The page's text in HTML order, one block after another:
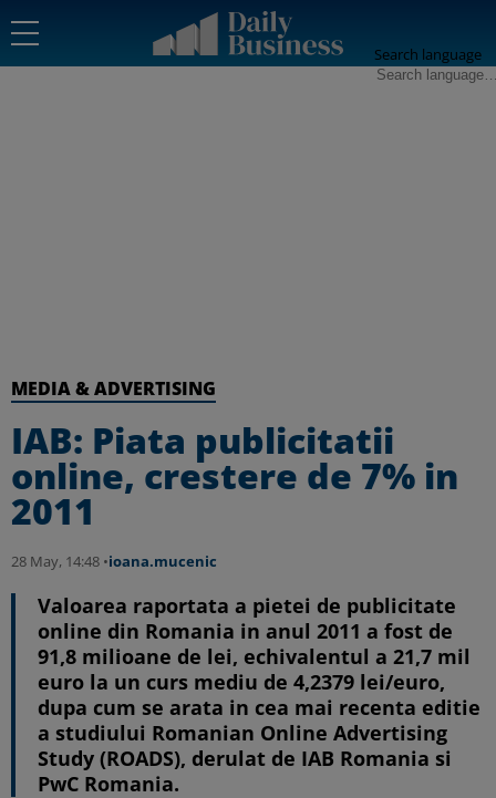
Search language
MEDIA & ADVERTISING
IAB: Piata publicitatii
online, crestere de 7% in
2011
28 May, 14:48 •ioana.mucenic
Valoarea raportata a pietei de publicitate
online din Romania in anul 2011 a fost de
91,8 milioane de lei, echivalentul a 21,7 mil
euro la un curs mediu de 4,2379 lei/euro,
dupa cum se arata in cea mai recenta editie
a studiului Romanian Online Advertising
Study (ROADS), derulat de IAB Romania si
PwC Romania.